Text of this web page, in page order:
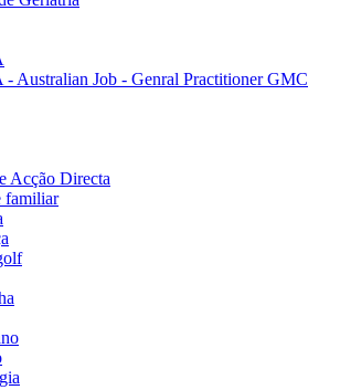
Australian Job - Genral Practitioner GMC
Acção Directa
familiar